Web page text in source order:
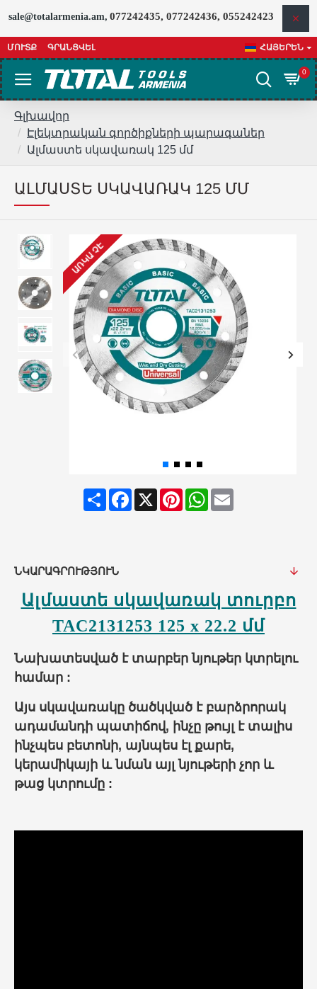
sale@totalarmenia.am, 077242435, 077242436, 055242423
ՄՈՒՏՔ ԳՐԱՆՑՎԵԼ ՀԱՅԵՐԵՆ
0
Գլխավոր
Էլեկտրական գործիքների պարագաներ
Ալմաստե սկավառակ 125 մմ
ԱԼՄԱՍՏԵ ՍԿԱՎԱՌԱԿ 125 ՄՄ
ԱՌԿԱ ՉԷ
ShareFacebook
X PinterestWhatsApp
Email
ՆԿԱՐԱԳՐՈՒԹՅՈՒՆ
Ալմաստե սկավառակ տուրբո
TAC2131253 125 x 22.2 մմ
Նախատեսված է տարբեր նյութեր կտրելու
համար :
Այս սկավառակը ծածկված է բարձրորակ
ադամանդի պատիճով, ինչը թույլ է տալիս
ինչպես բետոնի, այնպես էլ քարե,
կերամիկայի և նման այլ նյութերի չոր և
թաց կտրումը :